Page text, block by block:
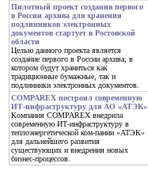
Пилотный проект создания первого
в России архива для хранения
подлинников электронных
документов стартует в Ростовской
области
Целью данного проекта является
создание первого в России архива, в
котором будут храниться как
традиционные бумажные, так и
подлинники электронных документов.
COMPAREX построил современную
ИТ-инфраструктуру для АО «АТЭК»
Компания COMPAREX внедрила
современную ИТ-инфраструктуру в
теплоэнергетической ком-пании «АТЭК»
для дальнейшего развития
существующих и внедрения новых
бизнес-процессов.